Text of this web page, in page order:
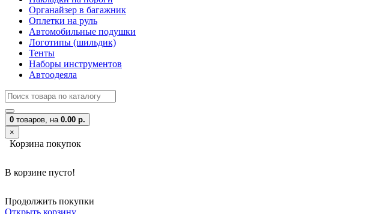
Органайзер в багажник
Оплетки на руль
Автомобильные подушки
Логотипы (шильдик)
Тенты
Наборы инструментов
Автоодеяла
0 товаров, на 0.00 р.
×
Корзина покупок
В корзине пусто!
Продолжить покупки
Открыть корзину